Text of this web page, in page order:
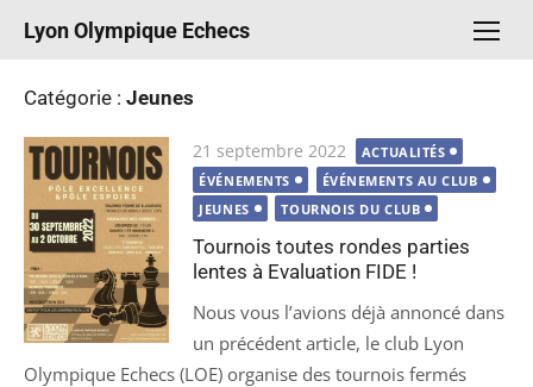
Lyon Olympique Echecs
Catégorie : Jeunes
Publié
le
21 septembre 2022
ACTUALITÉS
ÉVÉNEMENTS
ÉVÉNEMENTS AU CLUB
JEUNES
TOURNOIS DU CLUB
Tournois toutes rondes parties
lentes à Evaluation FIDE !
Nous vous l’avions déjà annoncé dans
un précédent article, le club Lyon
Olympique Echecs (LOE) organise des tournois fermés